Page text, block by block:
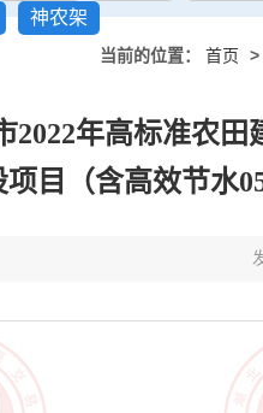
神农架
当前的位置： 首页 >
2022年高标准农
目（含高效节水